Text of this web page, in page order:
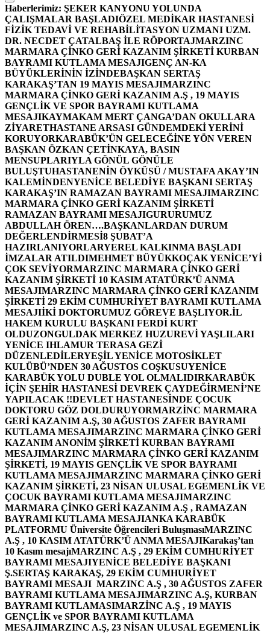
Haberlerimiz: ŞEKER KANYONU YOLUNDA
ÇALIŞMALAR BAŞLADIÖZEL MEDİKAR HASTANESİ
FİZİK TEDAVİ VE REHABİLİTASYON UZMANI UZM.
DR. NECDET ÇATALBAŞ İLE RÖPORTAJMARZINC
MARMARA ÇİNKO GERİ KAZANIM ŞİRKETİ KURBAN
BAYRAMI KUTLAMA MESAJIGENÇ AN-KA
BÜYÜKLERİNİN İZİNDEBAŞKAN SERTAŞ
KARAKAŞ’TAN 19 MAYIS MESAJIMARZINC
MARMARA ÇİNKO GERİ KAZANIM A.Ş , 19 MAYIS
GENÇLİK VE SPOR BAYRAMI KUTLAMA
MESAJIKAYMAKAM MERT ÇANGA’DAN OKULLARA
ZİYARETHASTANE ARSASI GÜNDEMDEKİ YERİNİ
KORUYORKARABÜK’ÜN GELECEĞİNE YÖN VEREN
BAŞKAN ÖZKAN ÇETİNKAYA, BASIN
MENSUPLARIYLA GÖNÜL GÖNÜLE
BULUŞTUHASTANENİN ÖYKÜSÜ / MUSTAFA AKAY’IN
KALEMİNDENYENİCE BELEDİYE BAŞKANI SERTAŞ
KARAKAŞ’IN RAMAZAN BAYRAMI MESAJIMARZINC
MARMARA ÇİNKO GERİ KAZANIM ŞİRKETİ
RAMAZAN BAYRAMI MESAJIGURURUMUZ
ABDULLAH ÖREN….BAŞKANLARDAN DURUM
DEĞERLENDİRMESİ8 ŞUBAT’A
HAZIRLANIYORLARYEREL KALKINMA BAŞLADI
İMZALAR ATILDIMEHMET BÜYÜKKOÇAK YENİCE’Yİ
ÇOK SEVİYORMARZINC MARMARA ÇİNKO GERİ
KAZANIM ŞİRKETİ 10 KASIM ATATÜRK’Ü ANMA
MESAJIMARZINC MARMARA ÇİNKO GERİ KAZANIM
ŞİRKETİ 29 EKİM CUMHURİYET BAYRAMI KUTLAMA
MESAJIİKİ DOKTORUMUZ GÖREVE BAŞLIYOR.İL
HAKEM KURULU BAŞKANI FERDİ KURT
OLDUZONGULDAK MERKEZ HUZUREVİ YAŞLILARI
YENİCE IHLAMUR TERASA GEZİ
DÜZENLEDİLERYEŞİL YENİCE MOTOSİKLET
KULÜBÜ’NDEN 30 AĞUSTOS COŞKUSUYENİCE
KARABÜK YOLU DUBLE YOL OLMALIDIRKARABÜK
İÇİN ŞEHİR HASTANESİ DEVREK ÇAYDEĞİRMENİ’NE
YAPILACAK !!DEVLET HASTANESİNDE ÇOCUK
DOKTORU GÖZ DOLDURUYORMARZİNC MARMARA
GERİ KAZANIM A.Ş, 30 AĞUSTOS ZAFER BAYRAMI
KUTLAMA MESAJIMARZINC MARMARA ÇİNKO GERİ
KAZANIM ANONİM ŞİRKETİ KURBAN BAYRAMI
MESAJIMARZINC MARMARA ÇİNKO GERİ KAZANIM
ŞİRKETİ, 19 MAYIS GENÇLİK VE SPOR BAYRAMI
KUTLAMA MESAJIMARZINC MARMARA ÇİNKO GERİ
KAZANIM ŞİRKETİ, 23 NİSAN ULUSAL EGEMENLİK VE
ÇOCUK BAYRAMI KUTLAMA MESAJIMARZINC
MARMARA ÇİNKO GERİ KAZANIM A.Ş , RAMAZAN
BAYRAMI KUTLAMA MESAJIANKA KARABÜK
PLATFORMU Üniversite Öğrencileri BuluşmasıMARZINC
A.Ş , 10 KASIM ATATÜRK’Ü ANMA MESAJIKarakaş’tan
10 Kasım mesajıMARZINC A.Ş , 29 EKİM CUMHURİYET
BAYRAMI MESAJIYENİCE BELEDİYE BAŞKANI
Ş.SERTAŞ KARAKAŞ, 29 EKİM CUMHURİYET
BAYRAMI MESAJI MARZINC A.Ş , 30 AĞUSTOS ZAFER
BAYRAMI KUTLAMA MESAJIMARZINC A.Ş, KURBAN
BAYRAMI KUTLAMASIMARZİNC A.Ş , 19 MAYIS
GENÇLİK ve SPOR BAYRAMI KUTLAMA
MESAJIMARZINC A.Ş, 23 NİSAN ULUSAL EGEMENLİK